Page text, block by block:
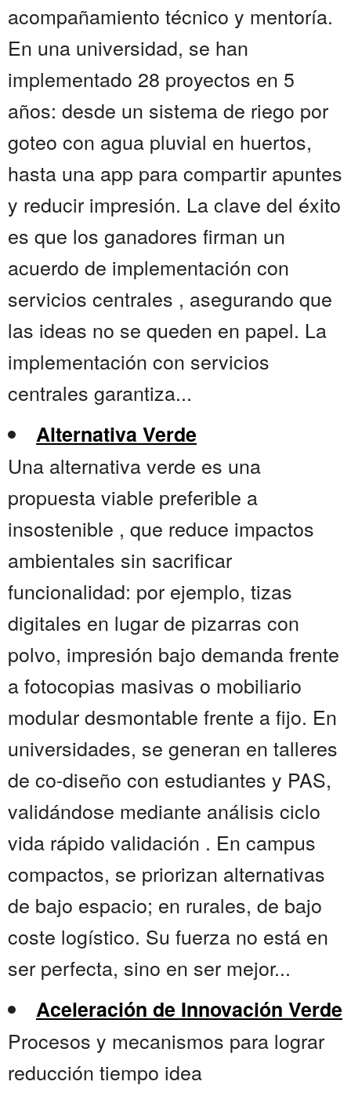
acompañamiento técnico y mentoría.
En una universidad, se han
implementado 28 proyectos en 5
años: desde un sistema de riego por
goteo con agua pluvial en huertos,
hasta una app para compartir apuntes
y reducir impresión. La clave del éxito
es que los ganadores firman un
acuerdo de implementación con
servicios centrales , asegurando que
las ideas no se queden en papel. La
implementación con servicios
centrales garantiza...
Alternativa Verde
Una alternativa verde es una
propuesta viable preferible a
insostenible , que reduce impactos
ambientales sin sacrificar
funcionalidad: por ejemplo, tizas
digitales en lugar de pizarras con
polvo, impresión bajo demanda frente
a fotocopias masivas o mobiliario
modular desmontable frente a fijo. En
universidades, se generan en talleres
de co-diseño con estudiantes y PAS,
validándose mediante análisis ciclo
vida rápido validación . En campus
compactos, se priorizan alternativas
de bajo espacio; en rurales, de bajo
coste logístico. Su fuerza no está en
ser perfecta, sino en ser mejor...
Aceleración de Innovación Verde
Procesos y mecanismos para lograr
reducción tiempo idea